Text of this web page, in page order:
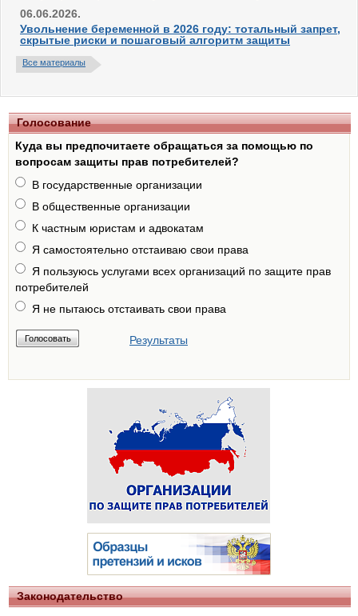
06.06.2026.
Увольнение беременной в 2026 году: тотальный запрет,
скрытые риски и пошаговый алгоритм защиты
Все материалы
Голосование
Куда вы предпочитаете обращаться за помощью по
вопросам защиты прав потребителей?
В государственные организации
В общественные организации
К частным юристам и адвокатам
Я самостоятельно отстаиваю свои права
Я пользуюсь услугами всех организаций по защите прав
потребителей
Я не пытаюсь отстаивать свои права
Результаты
Законодательство